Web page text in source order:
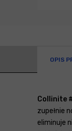
OPIS
Collinite
zupełnie
eliminuje